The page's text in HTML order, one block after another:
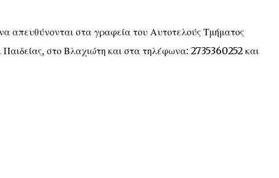
απευθύνονται στα γραφεία του Αυτοτελούς Τμήματος
στο Βλαχιώτη και στα τηλέφωνα: 2735360252 και